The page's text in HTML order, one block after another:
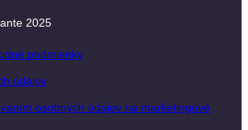
2025
podmienky
údajov
osobných údajov na marketingové